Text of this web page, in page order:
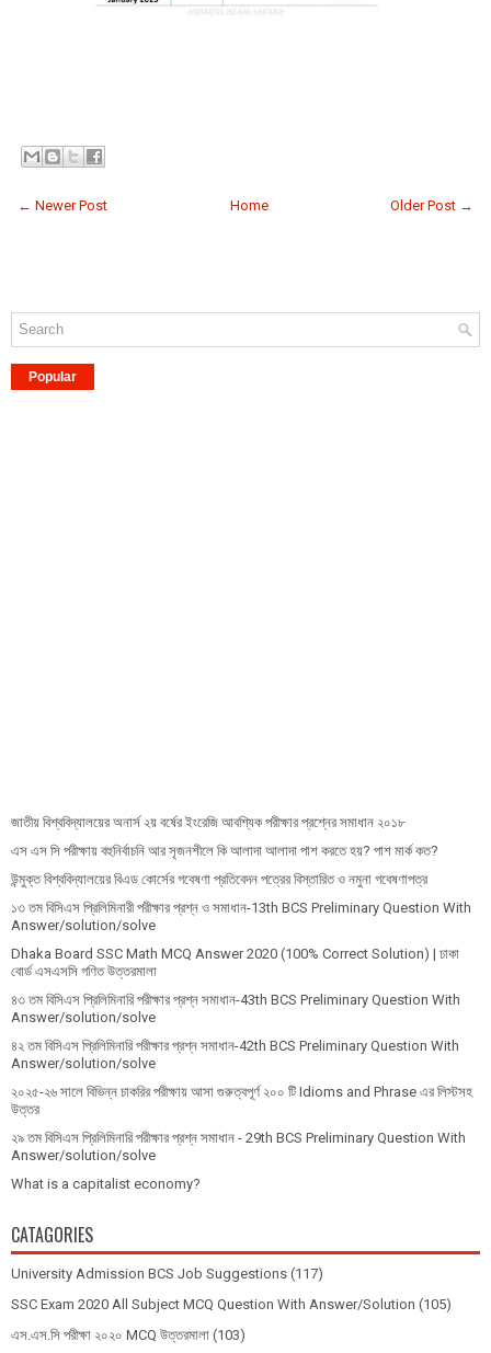
← Newer Post Older Post →
Home
Popular
জাতীয় বিশ্ববিদ্যালয়ের অনার্স ২য় বর্ষের ইংরেজি আবশ্যিক পরীক্ষার প্রশ্নের সমাধান ২০১৮
এস এস সি পরীক্ষায় বহুনির্বাচনি আর সৃজনশীলে কি আলাদা আলাদা পাশ করতে হয়? পাশ মার্ক কত?
উন্মুক্ত বিশ্ববিদ্যালয়ের বিএড কোর্সের গবেষণা প্রতিবেদন পত্রের বিস্তারিত ও নমুনা গবেষণাপত্র
১৩ তম বিসিএস প্রি‌লি‌মিনারী পরীক্ষার প্রশ্ন ও সমাধান-13th BCS Preliminary Question With
Answer/solution/solve
Dhaka Board SSC Math MCQ Answer 2020 (100% Correct Solution) | ঢাকা
বোর্ড এসএসসি গণিত উত্তরমালা
৪৩ তম বিসিএস প্রিলিমিনারি পরীক্ষার প্রশ্ন সমাধান-43th BCS Preliminary Question With
Answer/solution/solve
৪২ তম বিসিএস প্রিলিমিনারি পরীক্ষার প্রশ্ন সমাধান-42th BCS Preliminary Question With
Answer/solution/solve
২০২৫-২৬ সালে বিভিন্ন চাকরির পরীক্ষায় আসা গুরুত্বপূর্ণ ২০০ টি Idioms and Phrase এর লিস্টসহ
উত্তর
২৯ তম বিসিএস প্রিলিমিনারি পরীক্ষার প্রশ্ন সমাধান - 29th BCS Preliminary Question With
Answer/solution/solve
What is a capitalist economy?
CATAGORIES
University Admission BCS Job Suggestions (117)
SSC Exam 2020 All Subject MCQ Question With Answer/Solution (105)
এস.এস.সি পরীক্ষা ২০২০ MCQ উত্তরমালা (103)